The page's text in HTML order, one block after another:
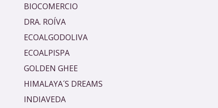
BIOCOMERCIO
DRA. ROÍVA
ECOALGODOLIVA
ECOALPISPA
GOLDEN GHEE
HIMALAYA´S DREAMS
INDIAVEDA